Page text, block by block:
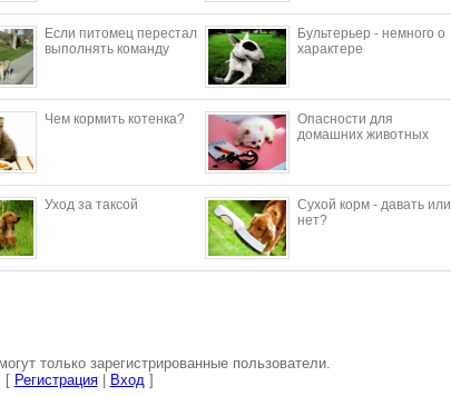
Если питомец перестал
выполнять команду
Бультерьер - немного о
характере
Чем кормить котенка?
Опасности для
домашних животных
Уход за таксой
Сухой корм - давать или
нет?
только зарегистрированные пользователи.
[ Регистрация| Вход]